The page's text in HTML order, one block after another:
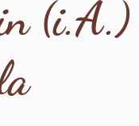
(i.A.)